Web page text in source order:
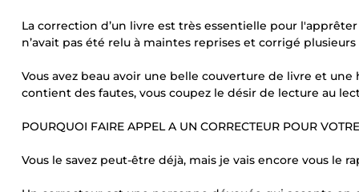
La correction d’un livre est très essentielle pour
n’avait pas été relu à maintes reprises et corrigé
Vous avez beau avoir une belle couverture de livre et
contient des fautes, vous coupez le désir de lecture au
POURQUOI FAIRE APPEL A UN CORRECTEUR POUR
Vous le savez peut-être déjà, mais je vais encore vous le